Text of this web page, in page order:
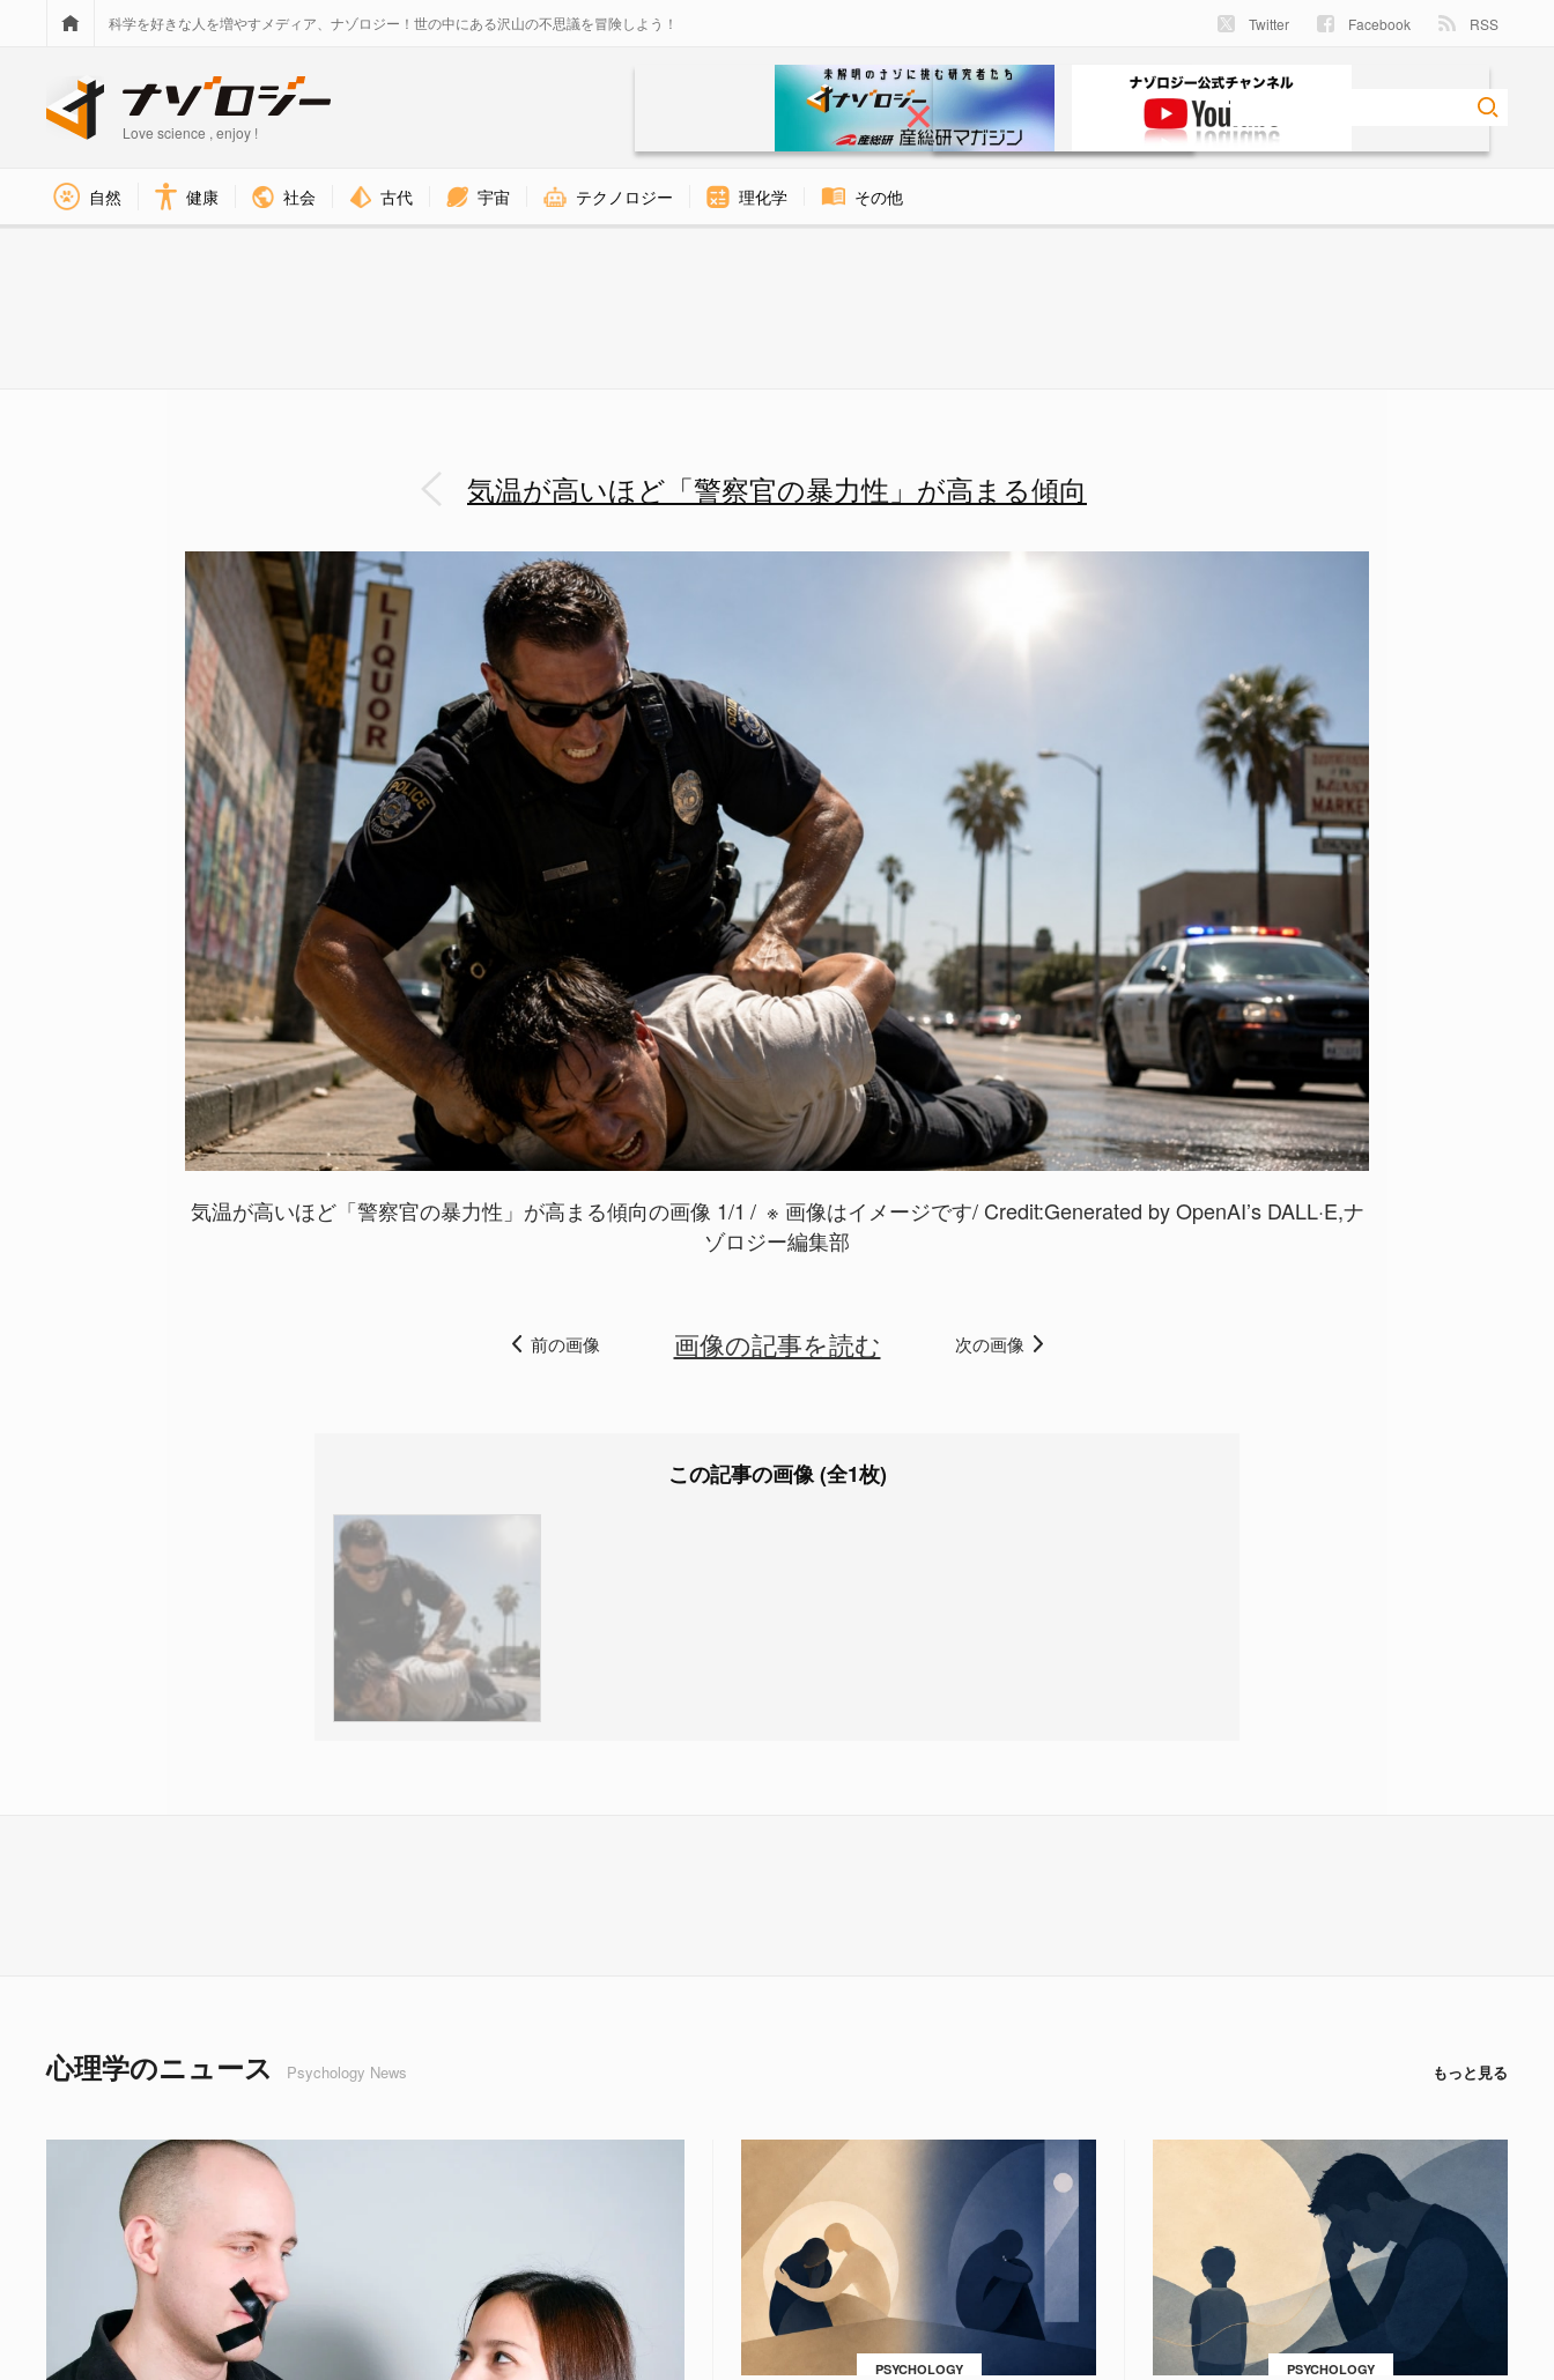
科学を好きな人を増やすメディア、ナゾロジー！世の中にある沢山の不思議を冒険しよう！ Twitter Facebook RSS
Love science , enjoy !
自然 健康 社会 古代 宇宙 テクノロジー 理化学 その他
気温が高いほど「警察官の暴力性」が高まる傾向
気温が高いほど「警察官の暴力性」が高まる傾向の画像 1/1
※ 画像はイメージです/ Credit:Generated by OpenAI’s DALL·E,ナ
ゾロジー編集部
前の画像 画像の記事を読む 次の画像
この記事の画像 (全1枚)
心理学のニュース Psychology News もっと見る
PSYCHOLOGY PSYCHOLOGY